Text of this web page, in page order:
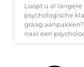
Loopt u al
psychologische
graag
naar een